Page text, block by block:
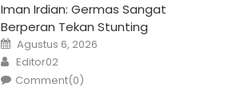
Iman Irdian: Germas Sangat
Berperan Tekan Stunting
Posted
on
Agustus 6, 2026
Author
Editor02
Comment(0)